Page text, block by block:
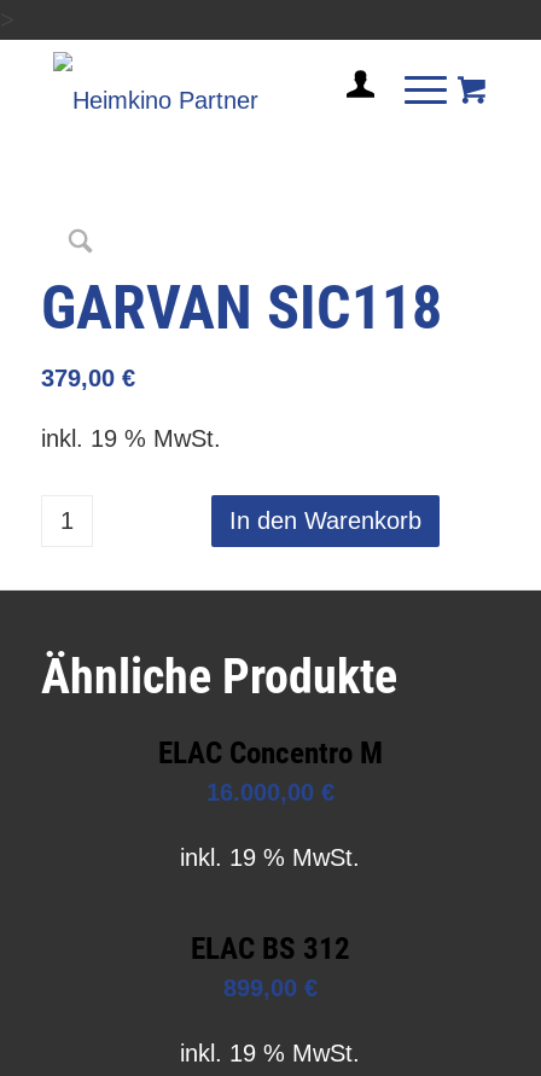
GARVAN SIC118
379,00 €
inkl. 19 % MwSt.
In den Warenkorb
Ähnliche Produkte
ELAC Concentro M
16.000,00 €
inkl. 19 % MwSt.
ELAC BS 312
899,00 €
inkl. 19 % MwSt.